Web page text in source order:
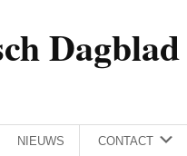
Dagblad
NIEUWS CONTACT